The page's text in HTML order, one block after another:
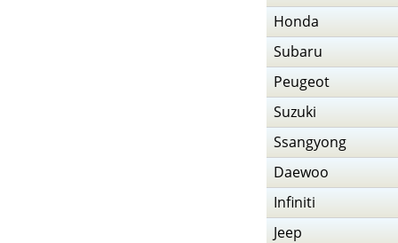
Honda
Subaru
Peugeot
Suzuki
Ssangyong
Daewoo
Infiniti
Jeep